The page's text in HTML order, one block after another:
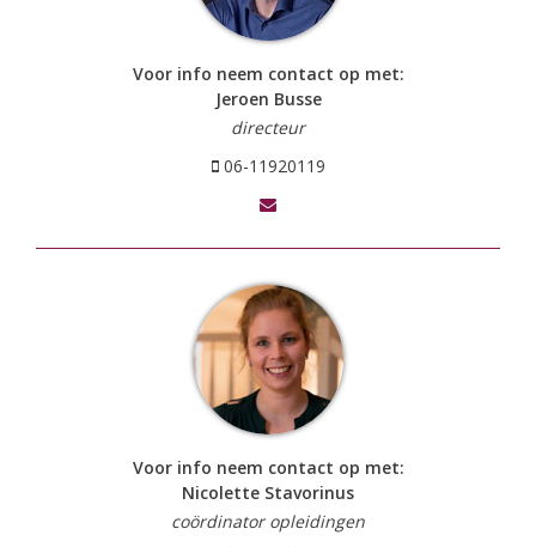
Voor info neem contact op met:
Jeroen Busse
directeur
06-11920119
Voor info neem contact op met:
Nicolette Stavorinus
coördinator opleidingen